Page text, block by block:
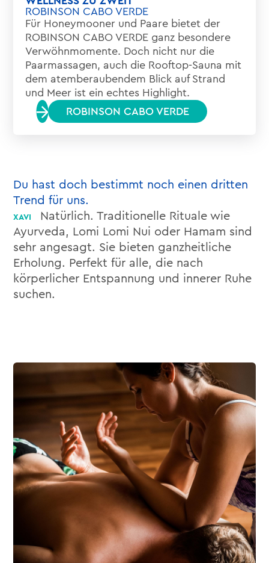
ROBINSON CABO VERDE
Für Honeymooner und Paare bietet der
ROBINSON CABO VERDE ganz besondere
Verwöhnmomente. Doch nicht nur die
Paarmassagen, auch die Rooftop-Sauna mit
dem atemberaubendem Blick auf Strand
und Meer ist ein echtes Highlight.
ROBINSON CABO VERDE
Du hast doch bestimmt noch einen dritten
Trend für uns.
Natürlich. Traditionelle Rituale wie
Ayurveda, Lomi Lomi Nui oder Hamam sind
sehr angesagt. Sie bieten ganzheitliche
Erholung. Perfekt für alle, die nach
körperlicher Entspannung und innerer Ruhe
suchen.